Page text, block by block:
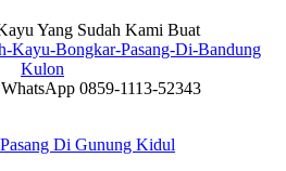
Yang Sudah Kami Buat
0859-1113-52343
Di Gunung Kidul